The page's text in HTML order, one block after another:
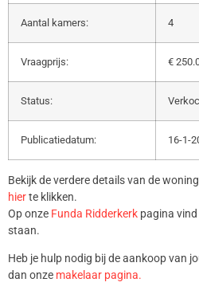
Aantal kamers: 4
Vraagprijs: €
Status:
Publicatiedatum: 16-1-
Bekijk de verdere details van de
hierte klikken.
Op onze Funda Ridderkerk pagina
staan.
Heb je hulp nodig bij de aankoop van
dan onze makelaar pagina.